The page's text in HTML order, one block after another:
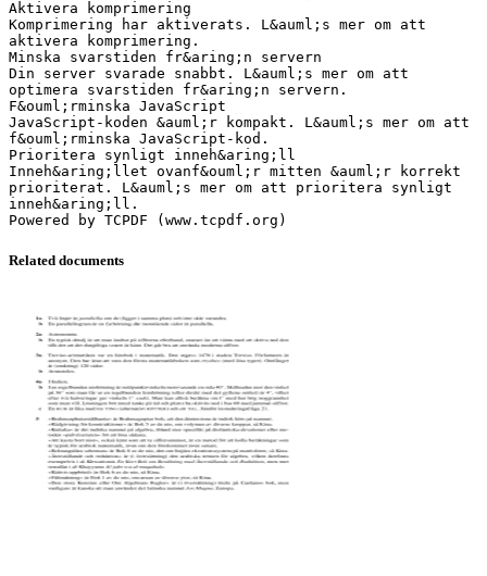
Aktivera komprimering
Komprimering har aktiverats. L&auml;s mer om att
aktivera komprimering.
Minska svarstiden fr&aring;n servern
Din server svarade snabbt. L&auml;s mer om att
optimera svarstiden fr&aring;n servern.
F&ouml;rminska JavaScript
JavaScript-koden &auml;r kompakt. L&auml;s mer om att
f&ouml;rminska JavaScript-kod.
Prioritera synligt inneh&aring;ll
Inneh&aring;llet ovanf&ouml;r mitten &auml;r korrekt
prioriterat. L&auml;s mer om att prioritera synligt
inneh&aring;ll.
Related documents